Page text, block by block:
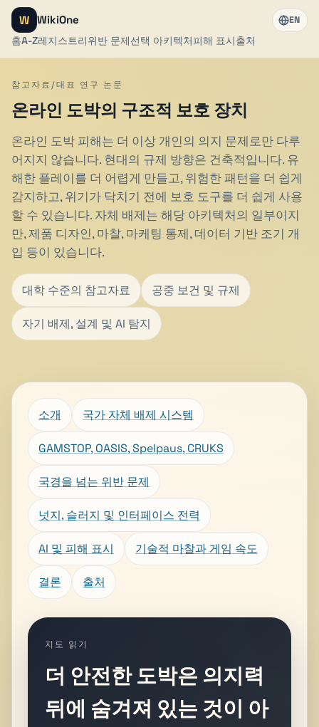
W WikiOne
홈A-Z레지스트리위반 문제선택 아키텍처피해 표시출처
EN
참고자료/대표 연구 논문
온라인 도박의 구조적 보호 장치
온라인 도박 피해는 더 이상 개인의 의지 문제로만 다루
어지지 않습니다. 현대의 규제 방향은 건축적입니다. 유
해한 플레이를 더 어렵게 만들고, 위험한 패턴을 더 쉽게
감지하고, 위기가 닥치기 전에 보호 도구를 더 쉽게 사용
할 수 있습니다. 자체 배제는 해당 아키텍처의 일부이지
만, 제품 디자인, 마찰, 마케팅 통제, 데이터 기반 조기 개
입 등이 있습니다.
대학 수준의 참고자료 공중 보건 및 규제
자기 배제, 설계 및 AI 탐지
소개 국가 자체 배제 시스템
GAMSTOP, OASIS, Spelpaus, CRUKS
국경을 넘는 위반 문제
넛지, 슬러지 및 인터페이스 전력
AI 및 피해 표시 기술적 마찰과 게임 속도
결론 출처
지도 읽기
더 안전한 도박은 의지력
뒤에 숨겨져 있는 것이 아